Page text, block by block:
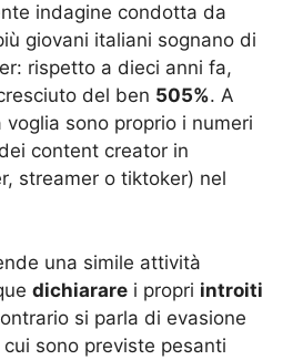
indagine condotta da
giovani italiani sognano di
rispetto a dieci anni fa,
del ben 505%. A
sono proprio i numeri
content creator in
streamer o tiktoker) nel
una simile attività
dichiarare i propri introiti
si parla di evasione
sono previste pesanti